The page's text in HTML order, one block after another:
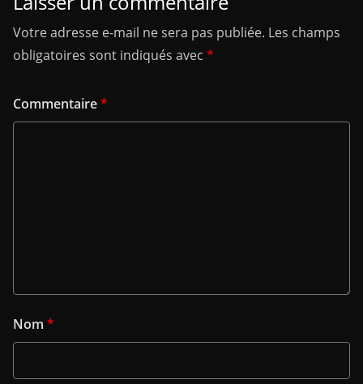
Votre adresse e-mail ne sera pas publiée. Les champs
obligatoires sont indiqués avec *
Commentaire*
Nom *